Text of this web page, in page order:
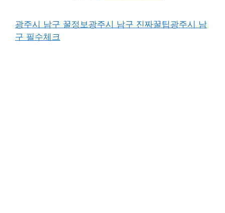
광주시 남구 꿀정보 광주시 남구 진짜꿀팁광주시 남
구 필수체크